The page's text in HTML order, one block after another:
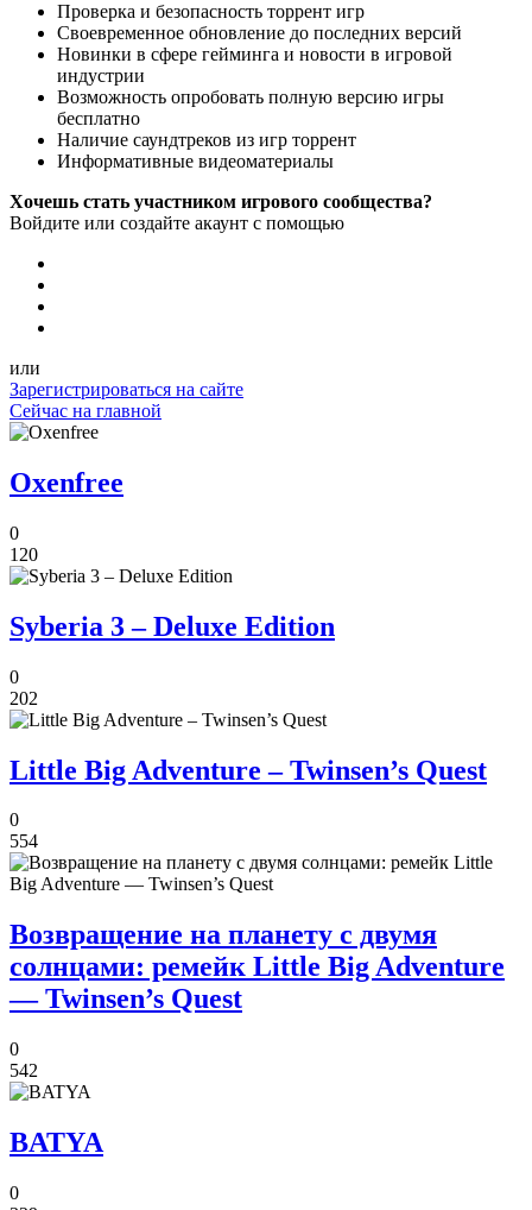
Проверка и безопасность торрент игр
Своевременное обновление до последних версий
Новинки в сфере гейминга и новости в игровой
индустрии
Возможность опробовать полную версию игры
бесплатно
Наличие саундтреков из игр торрент
Информативные видеоматериалы
Хочешь стать участником игрового сообщества?
Войдите или создайте акаунт с помощью
или
Зарегистрироваться на сайте
Сейчас на главной
Oxenfree
0
120
Syberia 3 – Deluxe Edition
0
202
Little Big Adventure – Twinsen’s Quest
0
554
Возвращение на планету с двумя
солнцами: ремейк Little Big Adventure
— Twinsen’s Quest
0
542
BATYA
0